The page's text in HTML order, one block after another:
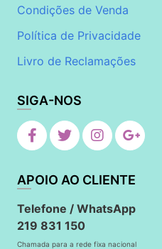
Condições de Venda
Política de Privacidade
Livro de Reclamações
SIGA-NOS
APOIO AO CLIENTE
Telefone / WhatsApp
219 831 150
Chamada para a rede fixa nacional